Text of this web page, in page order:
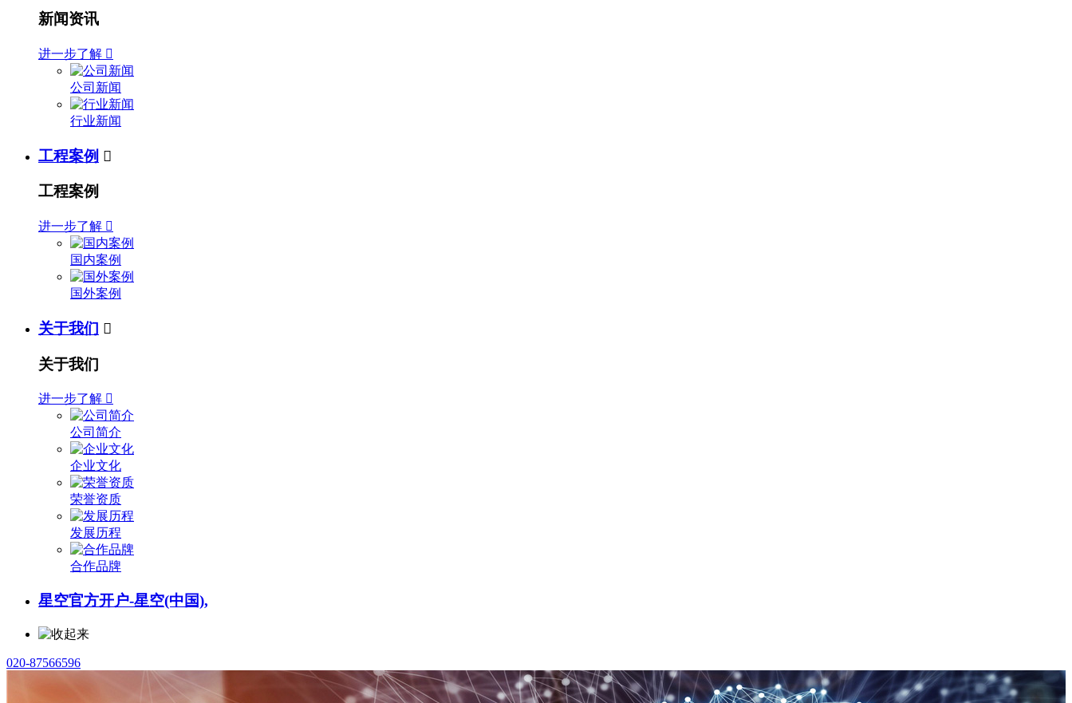
新闻资讯
进一步了解 
公司新闻
行业新闻
工程案例 
工程案例
进一步了解 
国内案例
国外案例
关于我们 
关于我们
进一步了解 
公司简介
企业文化
荣誉资质
发展历程
合作品牌
星空官方开户-星空(中国),
020-87566596